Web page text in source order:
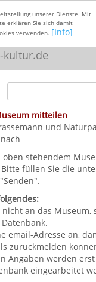
unserer Dienste. Mit
erklären Sie sich damit
verwenden. [Info]
kultur.de
mitteilen
und
stehendem
füllen Sie die
an das Museum,
email-Adresse an,
zurückmelden
Angaben werden
eingearbeitet